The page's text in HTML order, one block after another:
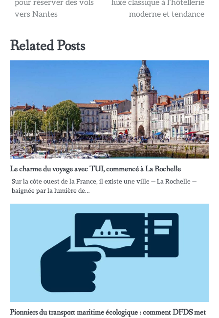
l’article
pour réserver des vols
vers Nantes
luxe classique à l’hôtellerie
moderne et tendance
Related Posts
Le charme du voyage avec TUI, commencé à La Rochelle
Sur la côte ouest de la France, il existe une ville — La Rochelle —
baignée par la lumière de…
Pionniers du transport maritime écologique : comment DFDS met